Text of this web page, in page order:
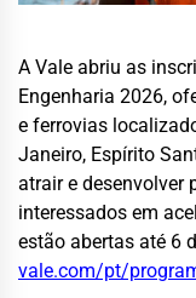
A Vale abriu as
Engenharia 2026,
e ferrovias
Janeiro, Espírito
atrair e desenvolver
interessados em
estão abertas até 6
vale.com/pt/